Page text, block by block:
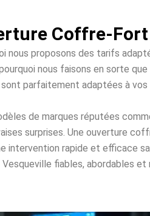
Coffre-
nous proposons des tarifs
nous faisons en sorte
parfaitement adaptées à vos
de marques réputées
surprises. Une ouverture
intervention rapide et efficace
fiables, abordables et